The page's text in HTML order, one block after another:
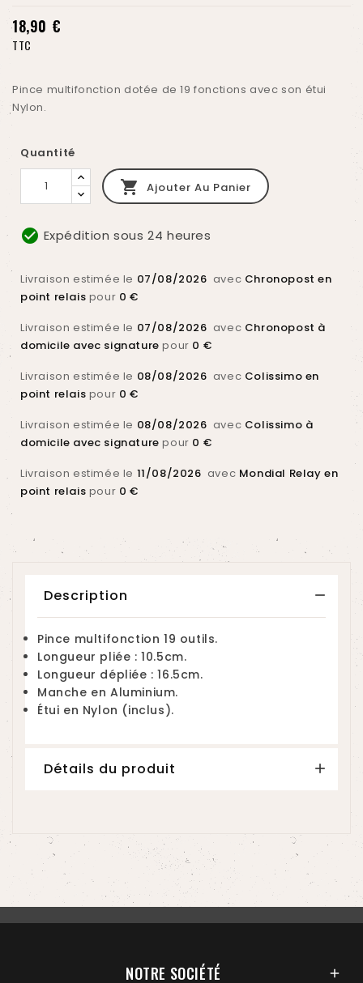
18,90 €
TTC
Pince multifonction dotée de 19 fonctions avec son étui
Nylon.
Quantité
 Ajouter Au Panier
check_circle Expédition sous 24 heures
Livraison estimée le 07/08/2026 avec Chronopost en
point relais pour 0 €
Livraison estimée le 07/08/2026 avec Chronopost à
domicile avec signature pour 0 €
Livraison estimée le 08/08/2026 avec Colissimo en
point relais pour 0 €
Livraison estimée le 08/08/2026 avec Colissimo à
domicile avec signature pour 0 €
Livraison estimée le 11/08/2026 avec Mondial Relay en
point relais pour 0 €
Description
Pince multifonction 19 outils.
Longueur pliée : 10.5cm.
Longueur dépliée : 16.5cm.
Manche en Aluminium.
Étui en Nylon (inclus).
Détails du produit
NOTRE SOCIÉTÉ 